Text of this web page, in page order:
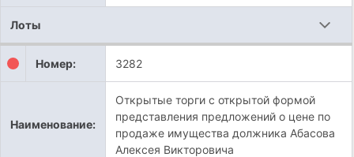
Лоты
Номер: 3282
Наименование:
Открытые торги с открытой формой
представления предложений о цене по
продаже имущества должника Абасова
Алексея Викторовича